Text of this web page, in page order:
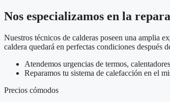
Nos especializamos en la
Nuestros técnicos de calderas poseen una amplia
caldera quedará en perfectas condiciones después
Atendemos urgencias de termos,
Reparamos tu sistema de calefacción en el
Precios cómodos